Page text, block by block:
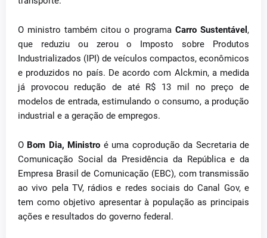
O ministro também citou o programa Carro Sustentável ,
que reduziu ou zerou o Imposto sobre Produtos
Industrializados (IPI) de veículos compactos, econômicos
e produzidos no país. De acordo com Alckmin, a medida
já provocou redução de até R$ 13 mil no preço de
modelos de entrada, estimulando o consumo, a produção
industrial e a geração de empregos.
O Bom Dia, Ministro é uma coprodução da Secretaria de
Comunicação Social da Presidência da República e da
Empresa Brasil de Comunicação (EBC), com transmissão
ao vivo pela TV, rádios e redes sociais do Canal Gov, e
tem como objetivo apresentar à população as principais
ações e resultados do governo federal.